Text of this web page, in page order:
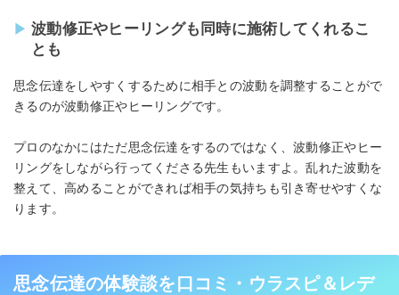
波動修正やヒーリングも同時に施術してくれるこ
とも
思念伝達をしやすくするために相手との波動を調整することがで
きるのが波動修正やヒーリングです。
プロのなかにはただ思念伝達をするのではなく、波動修正やヒー
リングをしながら行ってくださる先生もいますよ。乱れた波動を
整えて、高めることができれば相手の気持ちも引き寄せやすくな
ります。
思念伝達の体験談を口コミ・ウラスピ＆レデ